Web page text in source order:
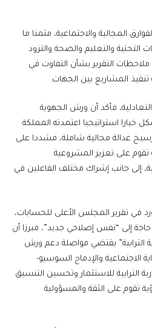
المجالية والاجتماعية، مثمنا ما
التحتية والتعليم والصحة والتزود
ملاحظات التقرير بشأن التفاوت في
تنفيذ المشاريع بين الجهات.
فأكد أن ورش الجهوية
خيارا استراتيجيا اعتمدته المملكة
عدالة مجالية شاملة، مشددا على
تقوم على تعزيز المشروعية
إلى جانب إشراك مختلف الفاعلين في
في تقرير المجلس الأعلى للحسابات،
حاجة إلى “نفس إصلاحي جديد”، مبرزا أن
الترابية” يقتضي مواصلة دعم ورش
الاجتماعية والإدماج السوسيو-
الترابية للاستثمار وتحسين التنسيق
تقوم على الثقة والمسؤولية